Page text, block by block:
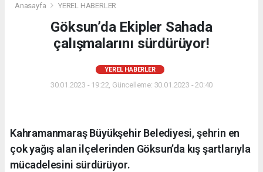
Anasayfa YEREL HABERLER
Göksun’da Ekipler Sahada
çalışmalarını sürdürüyor!
YEREL HABERLER
30.01.2023 - 19:22, Güncelleme: 30.01.2023 - 20:40
Kahramanmaraş Büyükşehir Belediyesi, şehrin en
çok yağış alan ilçelerinden Göksun’da kış şartlarıyla
mücadelesini sürdürüyor.